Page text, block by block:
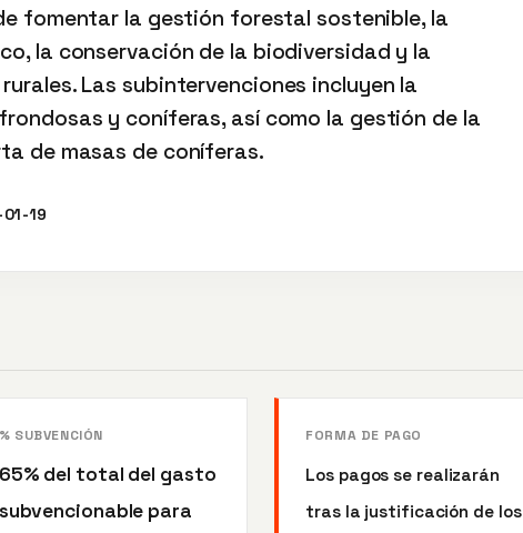
fomentar la gestión forestal sostenible, la
la conservación de la biodiversidad y la
Las subintervenciones incluyen la
y coníferas, así como la gestión de la
de masas de coníferas.
19
% SUBVENCIÓN
65% del total del gasto
subvencionable para
FORMA DE PAGO
Los pagos se realizarán
tras la justificación de los